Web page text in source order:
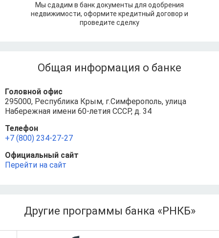
Мы сдадим в банк документы для одобрения
недвижимости, оформите кредитный договор и
проведите сделку
Общая информация о банке
Головной офис
295000, Республика Крым, г.Симферополь, улица
Набережная имени 60-летия СССР, д. 34
Телефон
+7 (800) 234-27-27
Официальный сайт
Перейти на сайт
Другие программы банка «РНКБ»